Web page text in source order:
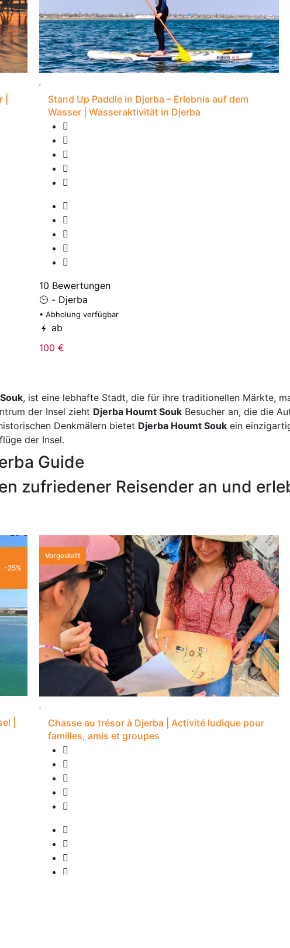
Stand Up Paddle in Djerba – Erlebnis auf dem
Wasser | Wasseraktivität in Djerba
10 Bewertungen
- Djerba
• Abholung verfügbar
ab
100 €
, ist eine lebhafte Stadt, die für ihre traditionellen Märkte,
der Insel zieht Djerba Houmt Souk Besucher an, die die
Denkmälern bietet Djerba Houmt Souk ein
der Insel.
Guide
zufriedener Reisender an und
-25%
|
Vorgestellt
Chasse au trésor à Djerba | Activité ludique pour
familles, amis et groupes